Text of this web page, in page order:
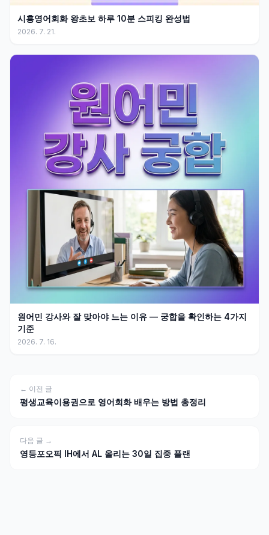
시흥영어회화 왕초보 하루 10분 스피킹 완성법
2026. 7. 21.
원어민 강사와 잘 맞아야 느는 이유 — 궁합을 확인하는 4가지
기준
2026. 7. 16.
← 이전 글
평생교육이용권으로 영어회화 배우는 방법 총정리
다음 글 →
영등포오픽 IH에서 AL 올리는 30일 집중 플랜